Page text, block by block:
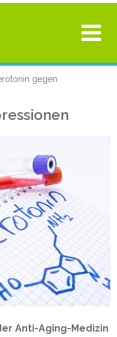
gegen
Anti-Aging-Medizin